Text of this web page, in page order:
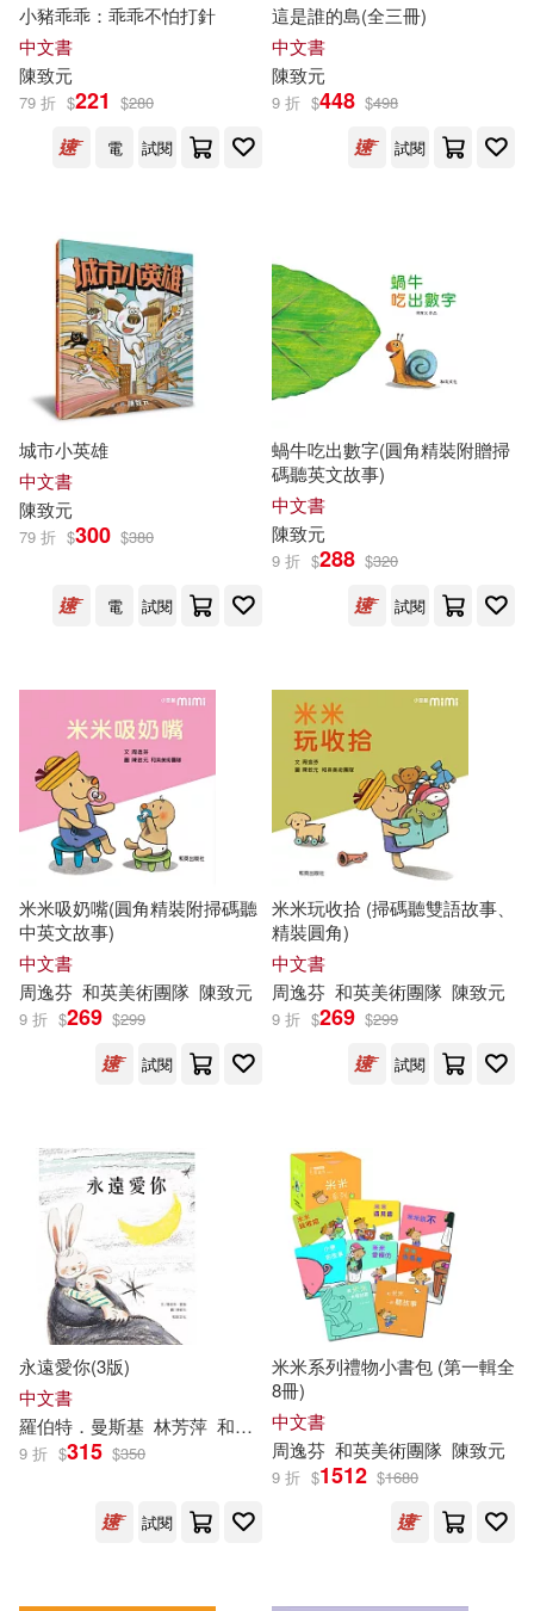
小豬乖乖：乖乖不怕打針
中文書
陳致元
79 折 $221 $280
電
試閱
這是誰的島(全三冊)
中文書
陳致元
9 折 $448 $498
試閱
城市小英雄
中文書
陳致元
79 折 $300 $380
電 試閱
蝸牛吃出數字(圓角精裝附贈掃
碼聽英文故事)
中文書
陳致元
9 折 $288 $320
試閱
米米吸奶嘴(圓角精裝附掃碼聽
中英文故事)
中文書
周逸芬 和英美術團隊 陳致元
9 折 $269 $299
試閱
米米玩收拾 (掃碼聽雙語故事、
精裝圓角)
中文書
周逸芬 和英美術團隊 陳致元
9 折 $269 $299
試閱
永遠愛你(3版)
中文書
羅伯特．曼斯基 林芳萍 和英美術團隊
9 折 $315 $350
試閱
米米系列禮物小書包 (第一輯全
8冊)
中文書
周逸芬 和英美術團隊 陳致元
9 折 $1512 $1680